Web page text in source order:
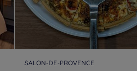
SALON-DE-PROVENCE